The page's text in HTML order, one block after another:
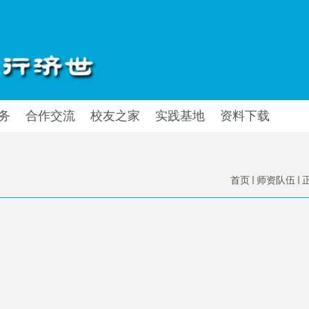
合作交流 校友之家 实践基地 资料下载
首页 师资队伍